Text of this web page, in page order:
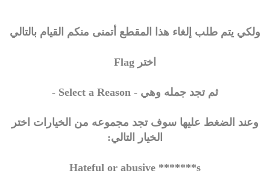
ولكي يتم طلب إلغاء هذا المقطع أتمنى منكم القيام بالتالي
اختر Flag
ثم تجد جمله وهي - Select a Reason -
وعند الضغط عليها سوف تجد مجموعه من الخيارات اختر
الخيار التالي:
Hateful or abusive *******s